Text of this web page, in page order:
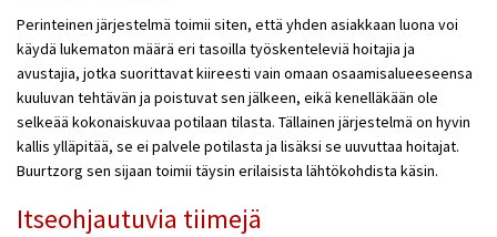
Perinteinen järjestelmä toimii siten, että yhden asiakkaan luona voi
käydä lukematon määrä eri tasoilla työskenteleviä hoitajia ja
avustajia, jotka suorittavat kiireesti vain omaan osaamisalueeseensa
kuuluvan tehtävän ja poistuvat sen jälkeen, eikä kenelläkään ole
selkeää kokonaiskuvaa potilaan tilasta. Tällainen järjestelmä on hyvin
kallis ylläpitää, se ei palvele potilasta ja lisäksi se uuvuttaa hoitajat.
Buurtzorg sen sijaan toimii täysin erilaisista lähtökohdista käsin.
Itseohjautuvia tiimejä